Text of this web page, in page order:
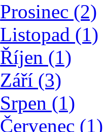
Prosinec (2)
Listopad (1)
Říjen (1)
Září (3)
Srpen (1)
Červenec (1)